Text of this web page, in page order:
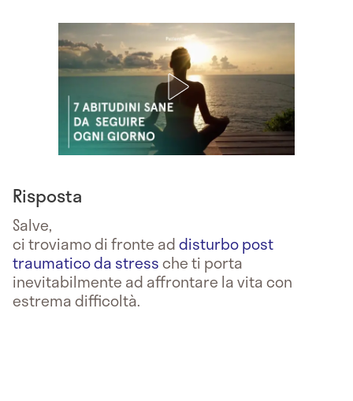
Risposta
Salve,
ci troviamo di fronte addisturbo post
traumatico da stressche ti porta
inevitabilmente ad affrontare la vita con
estrema difficoltà.